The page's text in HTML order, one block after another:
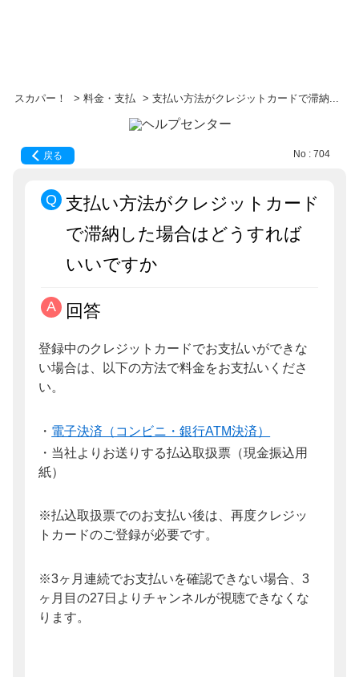
スカパー！ > 料金・支払 > 支払い方法がクレジットカードで滞納...
戻る No : 704
支払い方法がクレジットカード
で滞納した場合はどうすれば
いいですか
回答
登録中のクレジットカードでお支払いができな
い場合は、以下の方法で料金をお支払いくださ
い。
・ 電子決済（コンビニ・銀行ATM決済）
・当社よりお送りする払込取扱票（現金振込用
紙）
※払込取扱票でのお支払い後は、再度クレジッ
トカードのご登録が必要です。
※3ヶ月連続でお支払いを確認できない場合、3
ヶ月目の27日よりチャンネルが視聴できなくな
ります。